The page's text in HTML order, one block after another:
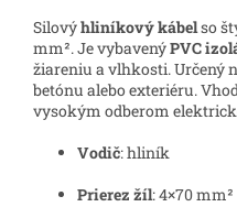
Silovýhliníkový kábelso
mm². Je vybavenýPVC
žiareniu a vlhkosti. Určený
betónu alebo exteriéru.
vysokým odberom
Vodič: hliník
Prierez žíl: 4×70 mm²